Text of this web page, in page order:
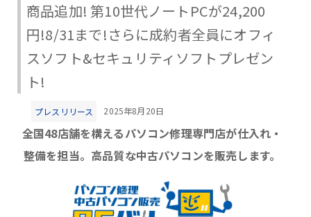
商品追加! 第10世代ノートPCが24,200
円!8/31まで!さらに成約者全員にオフィ
スソフト&セキュリティソフトプレゼン
ト!
プレスリリース 2025年8月20日
全国48店舗を構えるパソコン修理専門店が仕入れ・
整備を担当。高品質な中古パソコンを販売します。